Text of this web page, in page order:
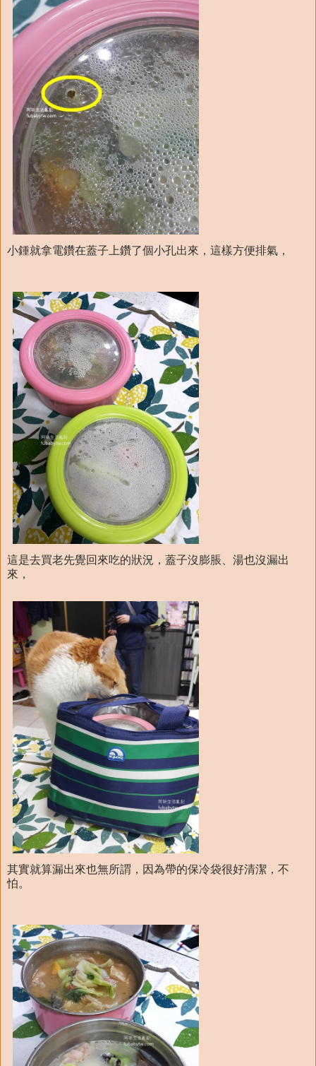
小鍾就拿電鑽在蓋子上鑽了個小孔出來，這樣方便排氣，
這是去買老先覺回來吃的狀況，蓋子沒膨脹、湯也沒漏出
來，
其實就算漏出來也無所謂，因為帶的保冷袋很好清潔，不
怕。